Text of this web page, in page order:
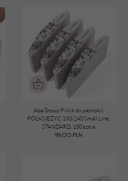
Aba Group Pilnik do paznokci
PÓŁKSIĘŻYC 180/240 Small Line,
STANDARD, 100 sztuk
99,00 PLN